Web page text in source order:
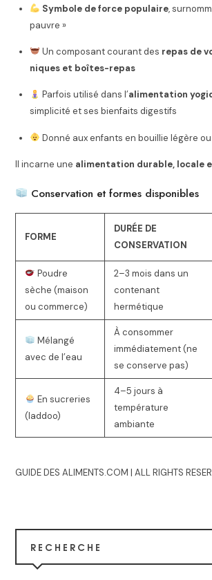
Symbole de force populaire,
pauvre »
Un composant courant des repas de
niques et boîtes-repas
Parfois utilisé dans l’alimentation
simplicité et ses bienfaits digestifs
Donné aux enfants en bouillie légère
Il incarne une alimentation durable, locale
Conservation et formes disponibles
FORME
DURÉE DE
CONSERVATION
Poudre
sèche (maison
ou commerce)
2–3 mois dans un
contenant
hermétique
Mélangé
avec de l’eau
À consommer
immédiatement (ne
se conserve pas)
En sucreries
(laddoo)
4–5 jours à
température
ambiante
GUIDE DES ALIMENTS.COM | ALL RIGHTS
RECHERCHE